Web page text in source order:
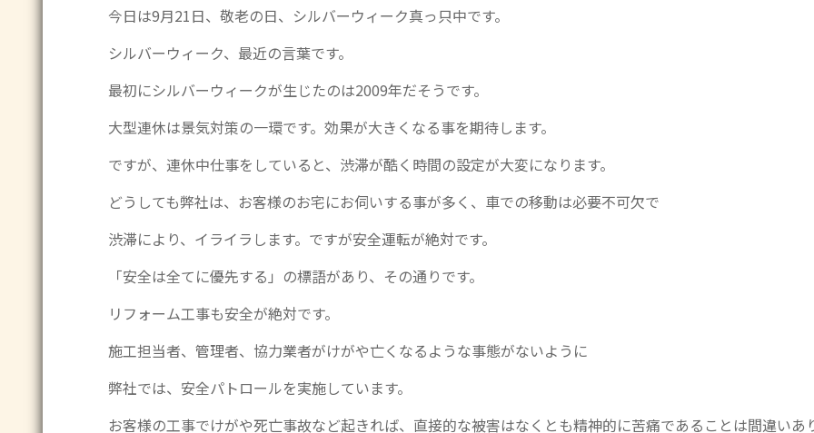
今日は9月21日、敬老の日、シルバーウィーク真っ只中です。
シルバーウィーク、最近の言葉です。
最初にシルバーウィークが生じたのは2009年だそうです。
大型連休は景気対策の一環です。効果が大きくなる事を期待します。
ですが、連休中仕事をしていると、渋滞が酷く時間の設定が大変になります。
どうしても弊社は、お客様のお宅にお伺いする事が多く、車での移動は必要不可欠で
渋滞により、イライラします。ですが安全運転が絶対です。
「安全は全てに優先する」の標語があり、その通りです。
リフォーム工事も安全が絶対です。
施工担当者、管理者、協力業者がけがや亡くなるような事態がないように
弊社では、安全パトロールを実施しています。
お客様の工事でけがや死亡事故など起きれば、直接的な被害はなくとも精神的に苦痛であることは間違いあ